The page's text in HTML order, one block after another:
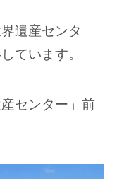
遺産センタ
ています。
センター」前